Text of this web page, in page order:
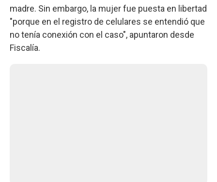
madre. Sin embargo, la mujer fue puesta en libertad
"porque en el registro de celulares se entendió que
no tenía conexión con el caso", apuntaron desde
Fiscalía.